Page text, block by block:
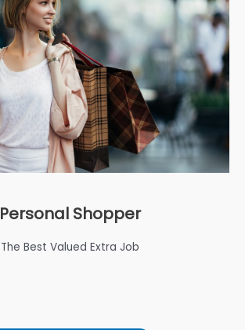
Personal Shopper
The Best Valued Extra Job